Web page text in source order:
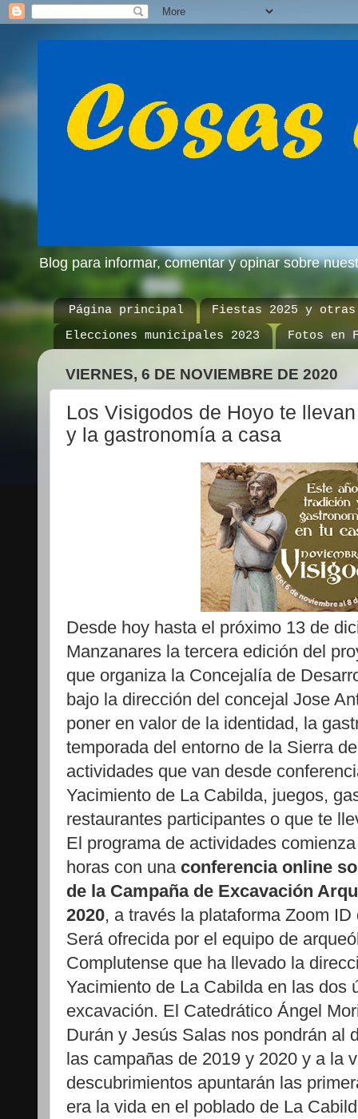
Blog para informar, comentar y opinar sobre
Página principal
Fiestas 2025 y otras
Elecciones municipales 2023
Fotos en
VIERNES, 6 DE NOVIEMBRE DE 2020
Los Visigodos de Hoyo te
y la gastronomía a casa
Desde hoy hasta el próximo 13 de
Manzanares la tercera edición del
que organiza la Concejalía de
bajo la dirección del concejal Jose
poner en valor de la identidad, la
temporada del entorno de la Sierra
actividades que van desde
Yacimiento de La Cabilda, juegos,
restaurantes participantes o que te
El programa de actividades
horas con una conferencia online
de la Campaña de Excavación
2020, a través la plataforma Zoom
Será ofrecida por el equipo de
Complutense que ha llevado la
Yacimiento de La Cabilda en las dos
excavación. El Catedrático Ángel
Durán y Jesús Salas nos pondrán al
las campañas de 2019 y 2020 y a la
descubrimientos apuntarán las
era la vida en el poblado de La